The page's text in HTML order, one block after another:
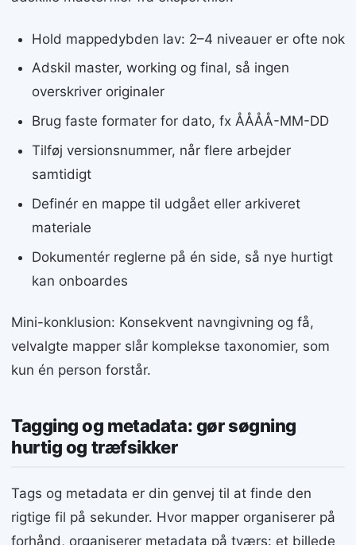
Hold mappedybden lav: 2–4 niveauer er ofte nok
Adskil master, working og final, så ingen
overskriver originaler
Brug faste formater for dato, fx ÅÅÅÅ-MM-DD
Tilføj versionsnummer, når flere arbejder
samtidigt
Definér en mappe til udgået eller arkiveret
materiale
Dokumentér reglerne på én side, så nye hurtigt
kan onboardes
Mini-konklusion: Konsekvent navngivning og få,
velvalgte mapper slår komplekse taxonomier, som
kun én person forstår.
Tagging og metadata: gør søgning
hurtig og træfsikker
Tags og metadata er din genvej til at finde den
rigtige fil på sekunder. Hvor mapper organiserer på
forhånd, organiserer metadata på tværs: et billede